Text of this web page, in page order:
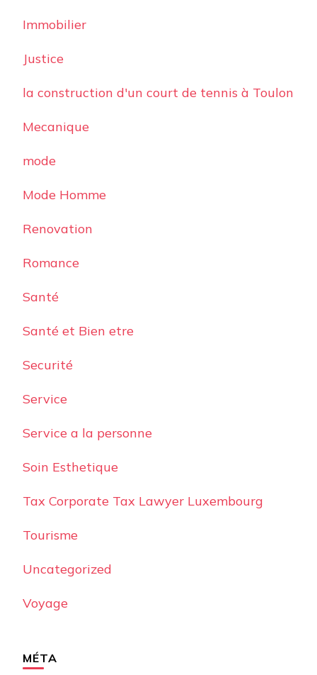
Immobilier
Justice
la construction d'un court de tennis à Toulon
Mecanique
mode
Mode Homme
Renovation
Romance
Santé
Santé et Bien etre
Securité
Service
Service a la personne
Soin Esthetique
Tax Corporate Tax Lawyer Luxembourg
Tourisme
Uncategorized
Voyage
MÉTA